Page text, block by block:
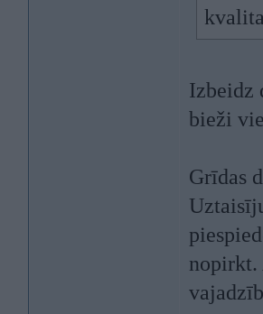
Izbeidz
bieži
Grīdas
nopirkt.